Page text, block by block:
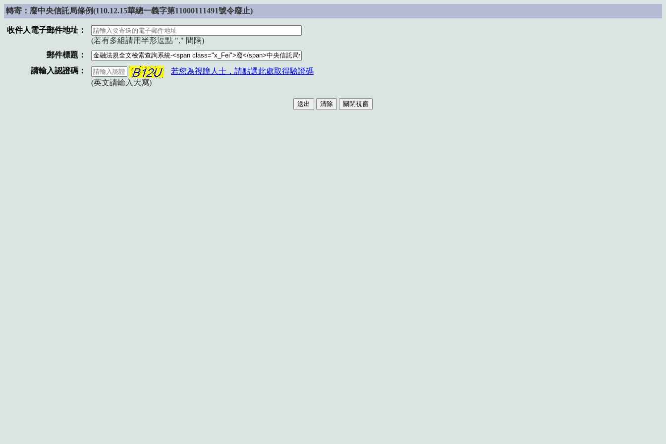
轉寄： 廢中央信託局條例(110.12.15華總一義字第11000111491號令廢止)
收件人電子郵件地址：
(若有多組請用半形逗點 "," 間隔)
郵件標題：
請輸入認證碼：
若您為視障人士，請點選此處取得驗證碼
(英文請輸入大寫)